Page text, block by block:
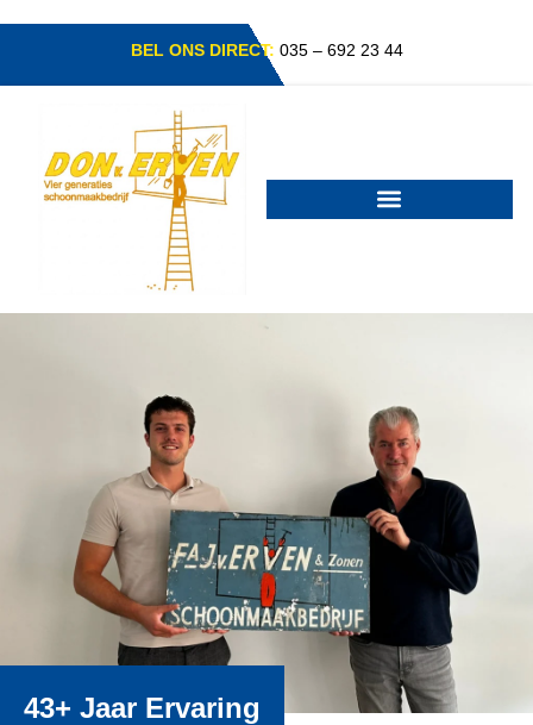
BEL ONS DIRECT: 035 – 692 23 44
43+ Jaar Ervaring